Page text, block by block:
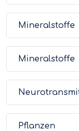
Mineralstoffe
Mineralstoffe
Pflanzen